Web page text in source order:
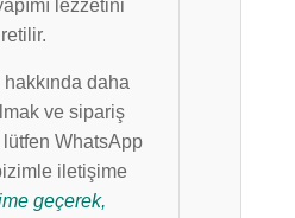
lezzetini
daha
ve sipariş
WhatsApp
iletişime
geçerek,